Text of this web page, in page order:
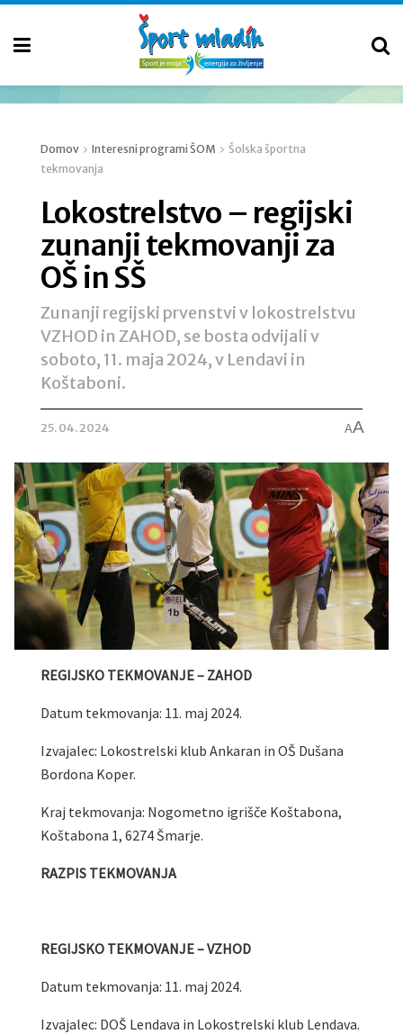
Domov Interesni programi ŠOM
Šolska športna
tekmovanja
Lokostrelstvo – regijski
zunanji tekmovanji za
OŠ in SŠ
Zunanji regijski prvenstvi v lokostrelstvu
VZHOD in ZAHOD, se bosta odvijali v
soboto, 11. maja 2024, v Lendavi in
Koštaboni.
25. 04. 2024 AA
REGIJSKO TEKMOVANJE – ZAHOD
Datum tekmovanja: 11. maj 2024.
Izvajalec: Lokostrelski klub Ankaran in OŠ Dušana
Bordona Koper.
Kraj tekmovanja: Nogometno igrišče Koštabona,
Koštabona 1, 6274 Šmarje.
RAZPIS TEKMOVANJA
REGIJSKO TEKMOVANJE – VZHOD
Datum tekmovanja: 11. maj 2024.
Izvajalec: DOŠ Lendava in Lokostrelski klub Lendava.